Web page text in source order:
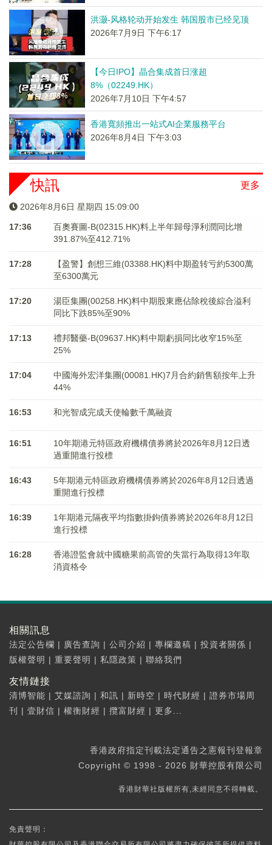
洪灏-风格轮动开始发生 韩国股市已经见顶
2026年7月9日 下午6:17
【今日IPO】晶合集成首日涨超
8%（02249.HK）
2026年7月10日 下午4:57
香港寬頻推出一站式AI企業服務平台
2026年8月4日 下午3:03
更多
快訊
2026年8月6日 星期四 15:09:01
17:36
百奧賽圖-B(02315.HK)料上半年歸母淨利潤同比增
391.87%至412.71%
17:28
【盈警】創想三維(03388.HK)料中期盈转亏約5300萬
至6300萬元
17:20
湯臣集團(00258.HK)料中期股東應佔除稅後綜合溢利
同比下跌85%至90%
17:13
禮邦醫藥-B(09637.HK)料中期虧損同比收窄15%至
25%
17:04
中國海外宏洋集團(00081.HK)7月合約銷售額按年上升
44%
16:53 和光智成完成天使輪數千萬融資
16:51
10年期港元特區政府機構債券將於2026年8月12日透
過重開進行投標
16:43
5年期港元特區政府機構債券將於2026年8月12日透過
重開進行投標
16:39
1年期港元隔夜平均指數掛鉤債券將於2026年8月12日
進行投標
16:28
香港證監會就中國糖果前高管的失當行為取得13年取
消資格令
相關訊息
法定公告欄 | 廣告查詢 | 公司介紹 | 專欄邀稿 | 投資者關係 |
版權聲明 | 重要聲明 | 私隱政策 | 聯絡我們
友情鏈接
清博智能 | 艾媒諮詢 | 和訊 | 新時空 | 時代財經 | 證券市場周
刊
| 壹財信 | 權衡財經 | 攬富財經 | 更多...
香港政府指定刊載法定通告之憲報刊登報章
Copyright © 1998 - 2026 財華控股有限公司
香港財華社版權所有,未經同意不得轉載。
免責聲明：